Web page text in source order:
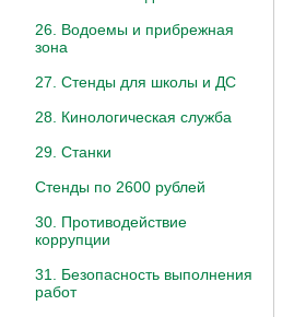
26. Водоемы и прибрежная
зона
27. Стенды для школы и ДС
28. Кинологическая служба
29. Станки
Стенды по 2600 рублей
30. Противодействие
коррупции
31. Безопасность выполнения
работ